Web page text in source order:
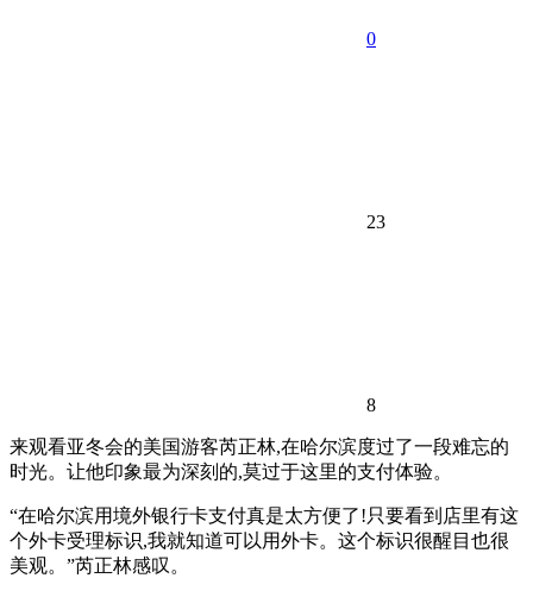
0
23
8
来观看亚冬会的美国游客芮正林,在哈尔滨度过了一段难忘的
时光。让他印象最为深刻的,莫过于这里的支付体验。
“在哈尔滨用境外银行卡支付真是太方便了!只要看到店里有这
个外卡受理标识,我就知道可以用外卡。这个标识很醒目也很
美观。”芮正林感叹。